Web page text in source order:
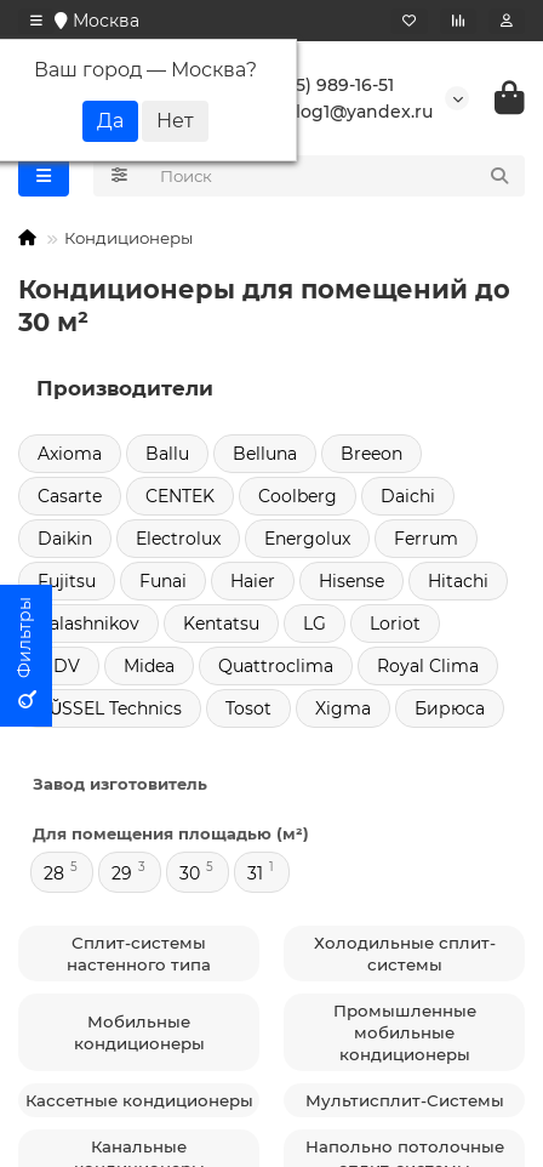
Москва
Ваш город — Москва?
+7 (495) 989-16-51
buranlog1@yandex.ru
Кондиционеры
Кондиционеры для помещений до
30 м²
Производители
Axioma Ballu Belluna
Breeon
Casarte
CENTEK Coolberg
Daichi
Daikin
Electrolux Energolux
Ferrum
Fujitsu
Funai Haier Hisense
Hitachi
Kalashnikov
Kentatsu LG
Loriot
MDV
Midea Quattroclima
Royal Clima
RŬSSEL Technics
Tosot Xigma Бирюса
Завод изготовитель
Для помещения площадью (м²)
28 5 29 3 30 5 31 1
Сплит-системы
настенного типа
Холодильные сплит-
системы
Мобильные
кондиционеры
Промышленные
мобильные
кондиционеры
Кассетные кондиционеры Мультисплит-Системы
Канальные
Напольно потолочные